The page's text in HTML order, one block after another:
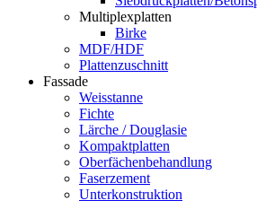
Multiplexplatten
Birke
MDF/HDF
Plattenzuschnitt
Fassade
Weisstanne
Fichte
Lärche / Douglasie
Kompaktplatten
Oberfächenbehandlung
Faserzement
Unterkonstruktion